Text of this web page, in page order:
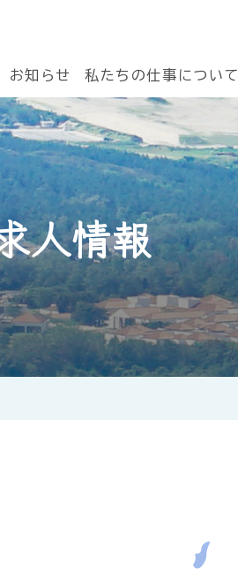
お知らせ 私たちの仕事について
人情報